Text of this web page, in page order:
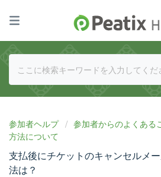
参加者ヘルプ 参加者からのよくある
方法について
支払後にチケットのキャンセルメ
法は？